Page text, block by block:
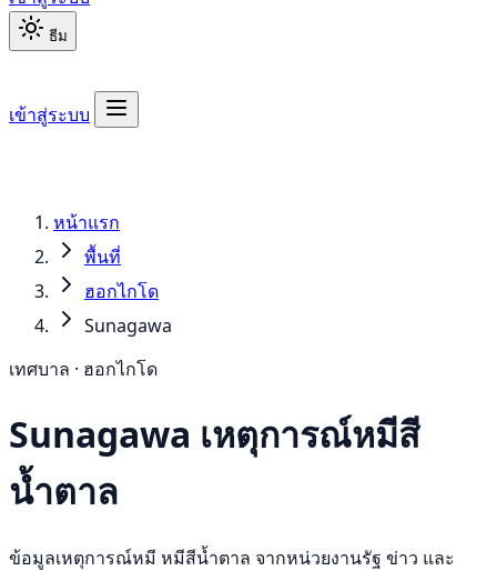
ธีม
เข้าสู่ระบบ
หน้าแรก
พื้นที่
ฮอกไกโด
Sunagawa
เทศบาล · ฮอกไกโด
Sunagawa เหตุการณ์หมีสี
น้ำตาล
ข้อมูลเหตุการณ์หมี หมีสีน้ำตาล จากหน่วยงานรัฐ ข่าว และ